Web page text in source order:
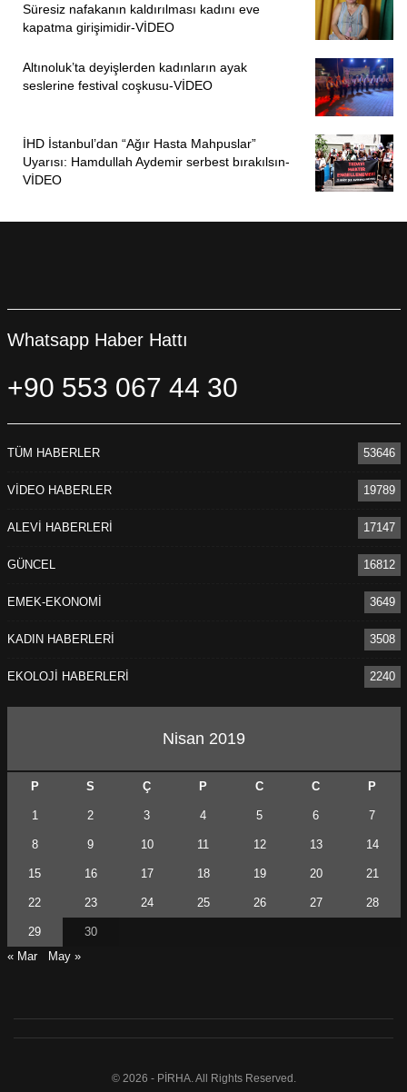
Süresiz nafakanın kaldırılması kadını eve
kapatma girişimidir-VİDEO
Altınoluk’ta deyişlerden kadınların ayak
seslerine festival coşkusu-VİDEO
İHD İstanbul’dan “Ağır Hasta Mahpuslar”
Uyarısı: Hamdullah Aydemir serbest bırakılsın-
VİDEO
Whatsapp Haber Hattı
+90 553 067 44 30
TÜM HABERLER 53646
VİDEO HABERLER 19789
ALEVİ HABERLERİ 17147
GÜNCEL 16812
EMEK-EKONOMİ 3649
KADIN HABERLERİ 3508
EKOLOJİ HABERLERİ 2240
Nisan 2019
P S Ç P C C P
1 2 3 4 5 6 7
8 9 10 11 12 13 14
15 16 17 18 19 20 21
22 23 24 25 26 27 28
29
30
« Mar
May »
© 2026 - PİRHA. All Rights Reserved.